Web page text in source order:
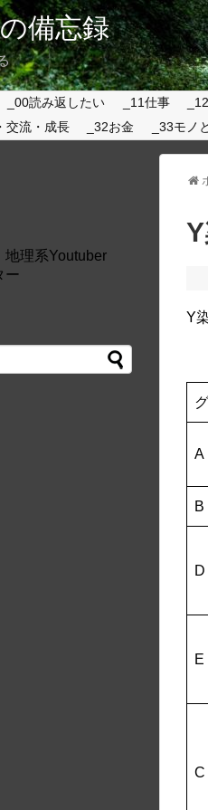
備忘録
_00読み返したい _11仕事
交流・成長
_32お金 _33モノ
Y
A
B
D
E
C
理系Youtuber
ー